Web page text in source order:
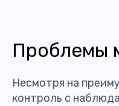
Проблемы
Несмотря на
контроль с